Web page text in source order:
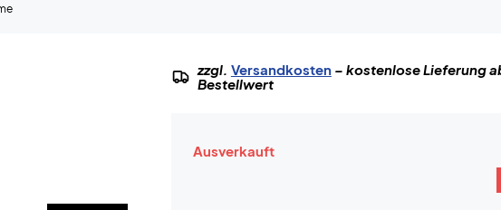
zzgl. Versandkosten– kostenlose Lieferung
Bestellwert
Ausverkauft